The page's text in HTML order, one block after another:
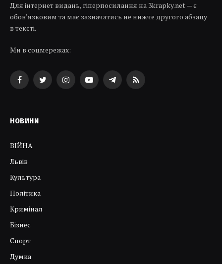
Для інтернет видань, гіперпосилання на 3krapky.net — є
обов’язковим та має зазначатись не нижче другого абзацу
в тексті.
Ми в соцмережах:
FacebookTwitterInstagramYouTubeTelegramRSS
НОВИНИ
ВІЙНА
Львів
Культура
Політика
Кримінал
Бізнес
Спорт
Думка